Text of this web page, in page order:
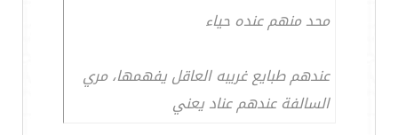
محد منهم عنده حياء
عندهم طبايع غريبه العاقل يفهمها، مري
السالفة عندهم عناد يعني